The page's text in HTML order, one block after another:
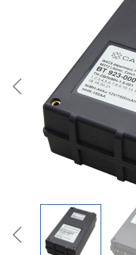
Previous
Previous